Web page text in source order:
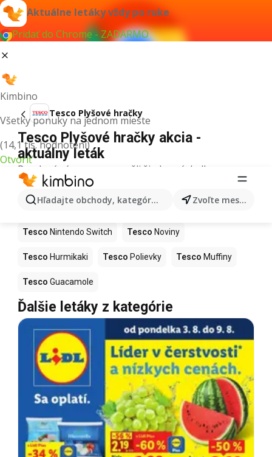
Aktuálne letáky vždy po ruke
Pridať do Chrome - ZADARMO
Kimbino
Všetky ponuky na jednom mieste
(14,1 tis. hodnotení)
Otvoriť
Hľadajte obchody, kategórie, produkty... Zvoľte mesto
Tesco Plyšové hračky
Tesco Plyšové hračky akcia -
aktuálny leták
Pre daný výraz sme nenašli žiadne výsledky.
Ďalšie produkty v obchodoch Tesco
Tesco Kapor Tesco Ashwagandha
Tesco Nintendo Switch Tesco Noviny
Tesco Hurmikaki Tesco Polievky Tesco Muffiny
Tesco Guacamole
Ďalšie letáky z kategórie